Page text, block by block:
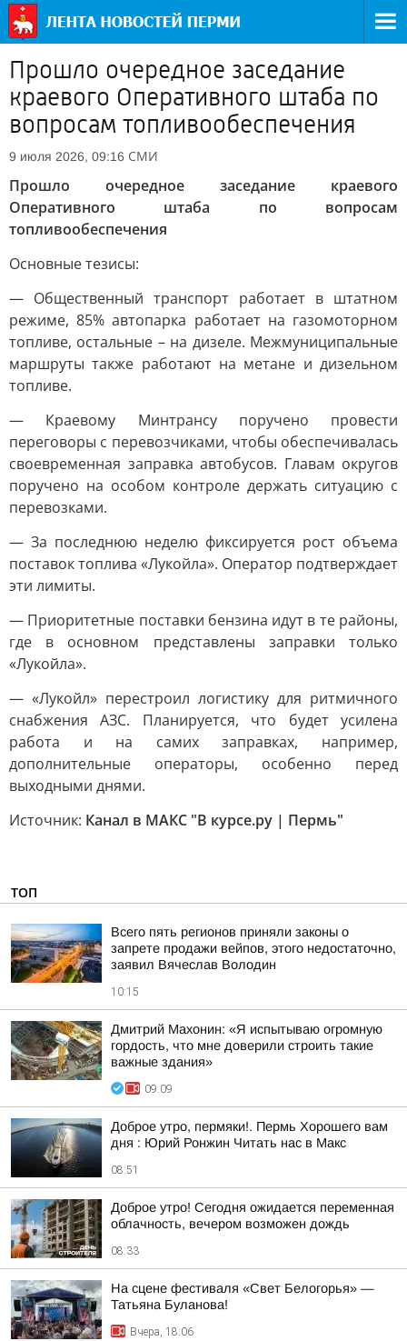
Прошло очередное заседание
краевого Оперативного штаба по
вопросам топливообеспечения
9 июля 2026, 09:16 СМИ
Прошло очередное заседание краевого
Оперативного штаба по вопросам
топливообеспечения
Основные тезисы:
— Общественный транспорт работает в штатном
режиме, 85% автопарка работает на газомоторном
топливе, остальные – на дизеле. Межмуниципальные
маршруты также работают на метане и дизельном
топливе.
— Краевому Минтрансу поручено провести
переговоры с перевозчиками, чтобы обеспечивалась
своевременная заправка автобусов. Главам округов
поручено на особом контроле держать ситуацию с
перевозками.
— За последнюю неделю фиксируется рост объема
поставок топлива «Лукойла». Оператор подтверждает
эти лимиты.
— Приоритетные поставки бензина идут в те районы,
где в основном представлены заправки только
«Лукойла».
— «Лукойл» перестроил логистику для ритмичного
снабжения АЗС. Планируется, что будет усилена
работа и на самих заправках, например,
дополнительные операторы, особенно перед
выходными днями.
Источник: Канал в МАКС "В курсе.ру | Пермь"
ТОП
Всего пять регионов приняли законы о
запрете продажи вейпов, этого недостаточно,
заявил Вячеслав Володин
10:15
Дмитрий Махонин: «Я испытываю огромную
гордость, что мне доверили строить такие
важные здания»
09:09
Доброе утро, пермяки!. Пермь Хорошего вам
дня : Юрий Ронжин Читать нас в Макс
08:51
Доброе утро! Сегодня ожидается переменная
облачность, вечером возможен дождь
08:33
На сцене фестиваля «Свет Белогорья» —
Татьяна Буланова!
Вчера, 18:06